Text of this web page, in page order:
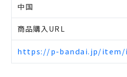
中国
商品購入URL
https://p-bandai.jp/item/